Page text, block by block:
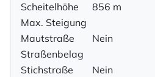
Scheitelhöhe
856 m
Max. Steigung
Mautstraße
Nein
Straßenbelag
Stichstraße
Nein